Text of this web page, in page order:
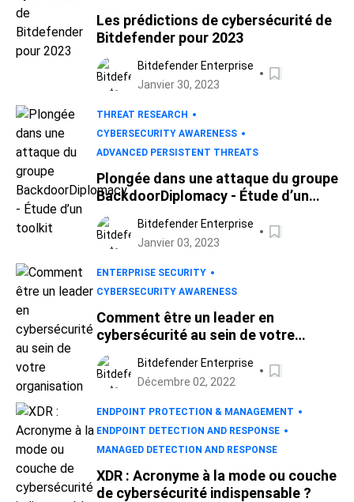
Les prédictions de cybersécurité de
Bitdefender pour 2023
Bitdefender Enterprise
Janvier 30, 2023
THREAT RESEARCH
CYBERSECURITY AWARENESS
ADVANCED PERSISTENT THREATS
Plongée dans une attaque du groupe
BackdoorDiplomacy - Étude d’un
toolkit
Bitdefender Enterprise
Janvier 03, 2023
ENTERPRISE SECURITY
CYBERSECURITY AWARENESS
Comment être un leader en
cybersécurité au sein de votre
organisation
Bitdefender Enterprise
Décembre 02, 2022
ENDPOINT PROTECTION & MANAGEMENT
ENDPOINT DETECTION AND RESPONSE
MANAGED DETECTION AND RESPONSE
XDR : Acronyme à la mode ou couche
de cybersécurité indispensable ?